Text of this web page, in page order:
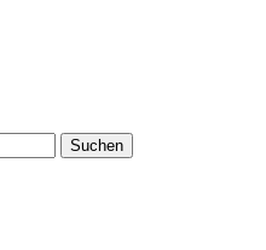
Suchen